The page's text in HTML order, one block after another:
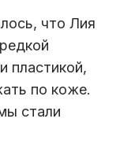
что Лия
пластикой,
по коже.
стали